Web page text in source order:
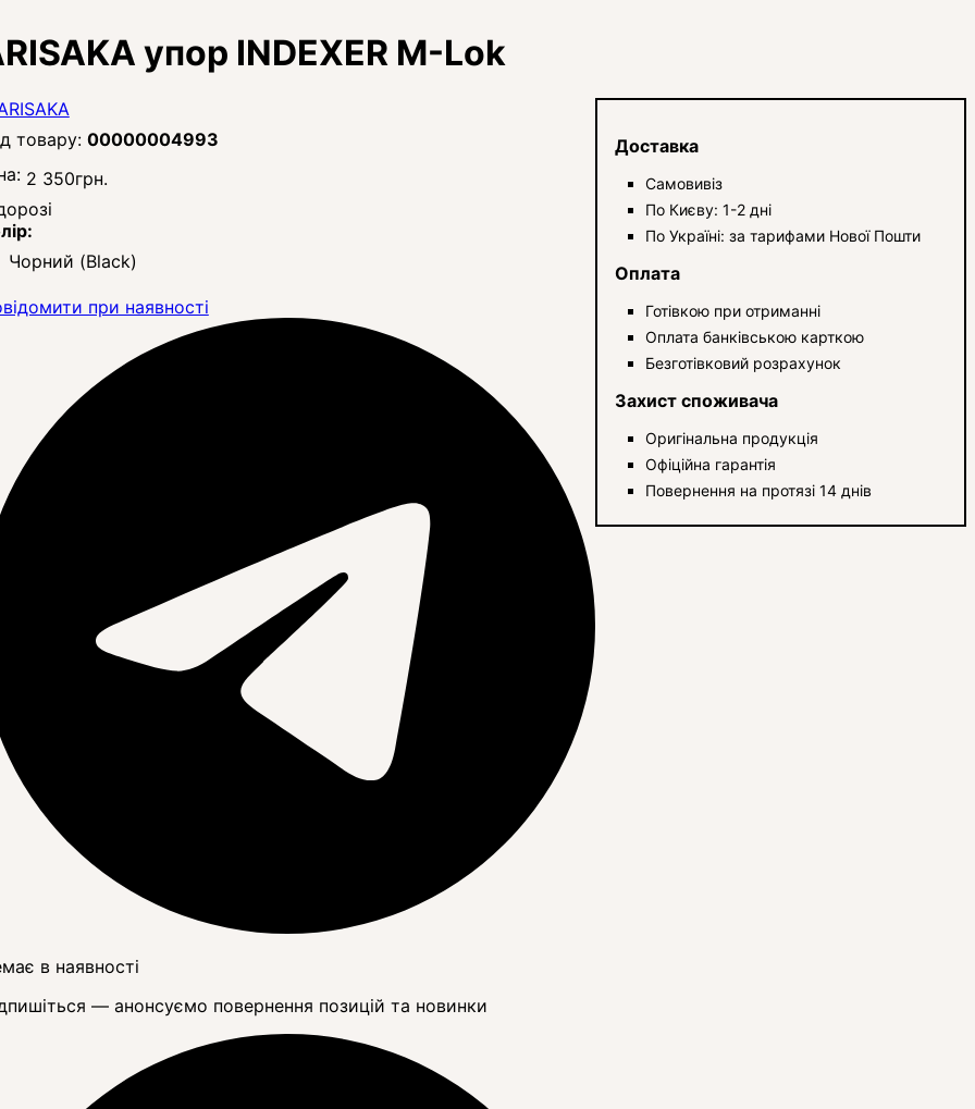
упор INDEXER M-Lok
00000004993
2 350грн.
Чорний (Black)
при наявності
в наявності
— анонсуємо повернення позицій та новинки
Доставка
Самовивіз
По Києву: 1-2 дні
По Україні: за тарифами Нової Пошти
Оплата
Готівкою при отриманні
Оплата банківською карткою
Безготівковий розрахунок
Захист споживача
Оригінальна продукція
Офіційна гарантія
Повернення на протязі 14 днів